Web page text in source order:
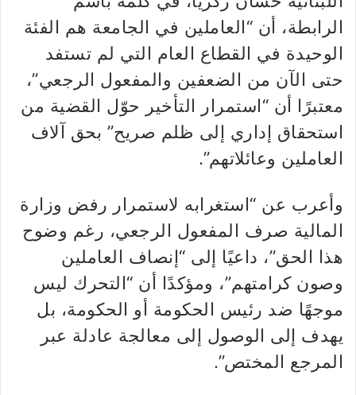
الرابطة، أن “العاملين في الجامعة هم الفئة
الوحيدة في القطاع العام التي لم تستفد
حتى الآن من الضعفين والمفعول الرجعي”،
معتبرًا أن “استمرار التأخير حوّل القضية من
استحقاق إداري إلى ظلم صريح” بحق آلاف
العاملين وعائلاتهم”.
وأعرب عن “استغرابه لاستمرار رفض وزارة
المالية صرف المفعول الرجعي، رغم وضوح
هذا الحق”، داعيًا إلى “إنصاف العاملين
وصون كرامتهم”، ومؤكدًا أن “التحرك ليس
موجهًا ضد رئيس الحكومة أو الحكومة، بل
يهدف إلى الوصول إلى معالجة عادلة عبر
المرجع المختص”.